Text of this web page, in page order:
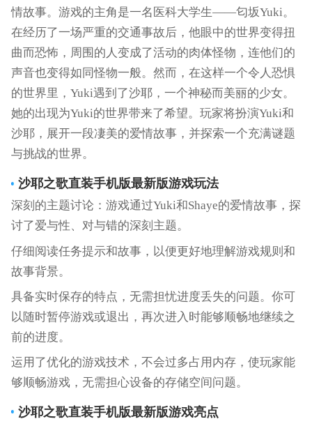
情故事。游戏的主角是一名医科大学生——匂坂Yuki。
在经历了一场严重的交通事故后，他眼中的世界变得扭
曲而恐怖，周围的人变成了活动的肉体怪物，连他们的
声音也变得如同怪物一般。然而，在这样一个令人恐惧
的世界里，Yuki遇到了沙耶，一个神秘而美丽的少女。
她的出现为Yuki的世界带来了希望。玩家将扮演Yuki和
沙耶，展开一段凄美的爱情故事，并探索一个充满谜题
与挑战的世界。
沙耶之歌直装手机版最新版游戏玩法
深刻的主题讨论：游戏通过Yuki和Shaye的爱情故事，探
讨了爱与性、对与错的深刻主题。
仔细阅读任务提示和故事，以便更好地理解游戏规则和
故事背景。
具备实时保存的特点，无需担忧进度丢失的问题。你可
以随时暂停游戏或退出，再次进入时能够顺畅地继续之
前的进度。
运用了优化的游戏技术，不会过多占用内存，使玩家能
够顺畅游戏，无需担心设备的存储空间问题。
沙耶之歌直装手机版最新版游戏亮点